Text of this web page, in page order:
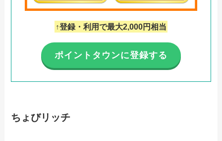
↑登録・利用で最大2,000円相当
ポイントタウンに登録する
ちょびリッチ